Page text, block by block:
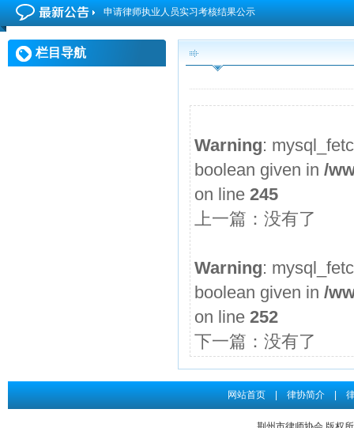
申请律师执业人员实习考核结果公示
2026年度第4期申请律师执业人员参加面试考核的通知
申请律师执业人员实习考核结果公示
申请律师执业人员实习考核结果公示
2026年度第2期申请律师执业人员参加面试考核的通知
申请律师执业人员实习考核结果公示
2026年度第1期申请律师执业人员参加面试考核的通知
关于给予王道发律师“中止会员权利三个月”行业纪律处分...
申请律师执业人员实习考核结果公示
栏目导航
Warning:
boolean given in/
on line245
上一篇：没有了
Warning:
boolean given in/
on line252
下一篇：没有了
网站首页 |律协简介 |